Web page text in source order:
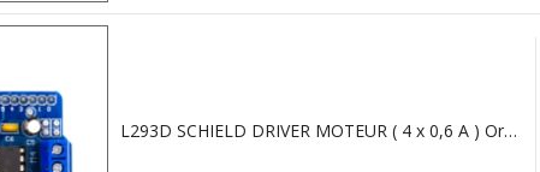
L293D SCHIELD DRIVER MOTEUR ( 4 x 0,6 A ) Original